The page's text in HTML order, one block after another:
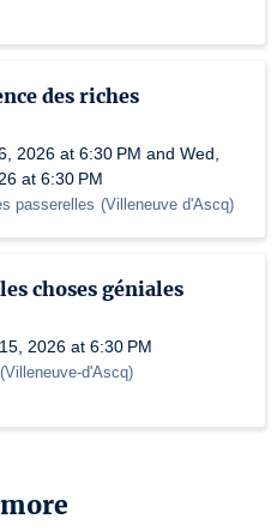
des riches
2026 at 6:30 PM and Wed,
at 6:30 PM
passerelles (Villeneuve d'Ascq)
choses géniales
2026 at 6:30 PM
(Villeneuve-d'Ascq)